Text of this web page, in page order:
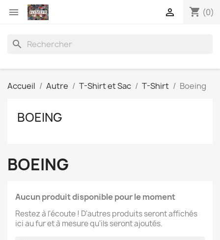
 shopping_cart (0)

search
Accueil Autre T-Shirt et Sac T-Shirt Boeing
BOEING
BOEING
Aucun produit disponible pour le moment
Restez à l'écoute ! D'autres produits seront affichés
ici au fur et à mesure qu'ils seront ajoutés.